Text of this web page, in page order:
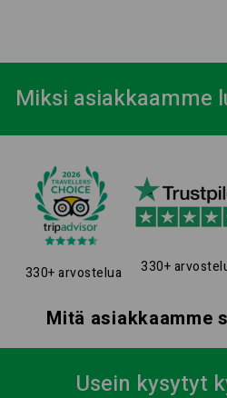
Miksi asiakkaamme
330+ arvostelua 330+
Mitä asiakkaamme
Usein kysytyt